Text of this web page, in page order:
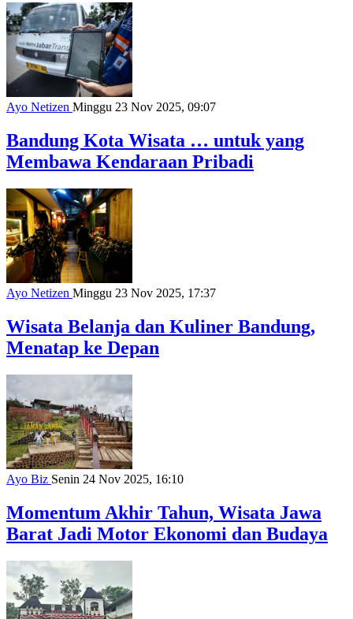
Ayo Netizen Minggu 23 Nov 2025, 09:07
Bandung Kota Wisata … untuk yang
Membawa Kendaraan Pribadi
Ayo Netizen Minggu 23 Nov 2025, 17:37
Wisata Belanja dan Kuliner Bandung,
Menatap ke Depan
Ayo Biz Senin 24 Nov 2025, 16:10
Momentum Akhir Tahun, Wisata Jawa
Barat Jadi Motor Ekonomi dan Budaya